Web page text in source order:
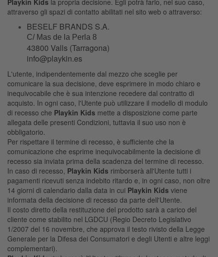
attraverso gli spazi di contatto abilitati nel sito web o attraverso:
BESELF BRANDS S.A.
C/ Mas de la Perla 8
43800 Valls (Tarragona)
info@playkin.es
L'utente, indipendentemente dal mezzo che sceglie per
comunicare la sua decisione, deve esprimere in modo chiaro e
inequivocabile che è sua intenzione recedere dal contratto di
acquisto. In ogni caso, l'Utente può utilizzare il modello di modulo
di recesso che Playkin Kids mette a disposizione come parte
allegata delle presenti Condizioni, tuttavia il suo uso non è
obbligatorio.
Per rispettare il termine di recesso, è sufficiente che la
comunicazione che esprime inequivocabilmente la decisione di
recesso sia inviata prima della scadenza del termine di recesso.
In caso di recesso, Playkin Kids rimborserà all'Utente tutti i
pagamenti ricevuti senza indebito ritardo e, in ogni caso, non oltre
14 giorni di calendario dalla data in cui Playkin Kids viene
informata della decisione di recesso da parte dell'Utente.
Il costo diretto della restituzione del prodotto sarà a carico del
cliente come stabilito nel LGDCU (Regio Decreto Legislativo
1/2007 del 16 novembre, che approva il testo rivisto della Legge
Generale per la Difesa dei Consumatori e degli Utenti e altre leggi
complementari).